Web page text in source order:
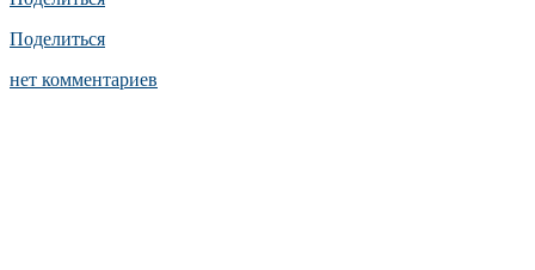
Поделиться
нет комментариев